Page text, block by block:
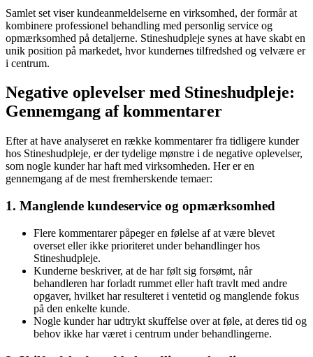
Samlet set viser kundeanmeldelserne en virksomhed, der formår at
kombinere professionel behandling med personlig service og
opmærksomhed på detaljerne. Stineshudpleje synes at have skabt en
unik position på markedet, hvor kundernes tilfredshed og velvære er
i centrum.
Negative oplevelser med Stineshudpleje:
Gennemgang af kommentarer
Efter at have analyseret en række kommentarer fra tidligere kunder
hos Stineshudpleje, er der tydelige mønstre i de negative oplevelser,
som nogle kunder har haft med virksomheden. Her er en
gennemgang af de mest fremherskende temaer:
1. Manglende kundeservice og opmærksomhed
Flere kommentarer påpeger en følelse af at være blevet
overset eller ikke prioriteret under behandlinger hos
Stineshudpleje.
Kunderne beskriver, at de har følt sig forsømt, når
behandleren har forladt rummet eller haft travlt med andre
opgaver, hvilket har resulteret i ventetid og manglende fokus
på den enkelte kunde.
Nogle kunder har udtrykt skuffelse over at føle, at deres tid og
behov ikke har været i centrum under behandlingerne.